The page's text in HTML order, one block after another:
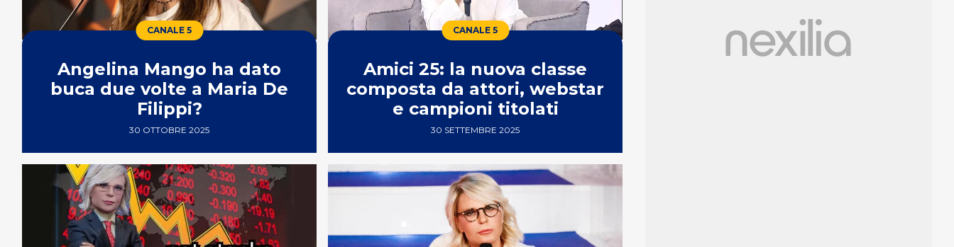
CANALE 5
Angelina Mango ha dato
buca due volte a Maria De
Filippi?
30 OTTOBRE 2025
CANALE 5
Amici 25: la nuova classe
composta da attori, webstar
e campioni titolati
30 SETTEMBRE 2025